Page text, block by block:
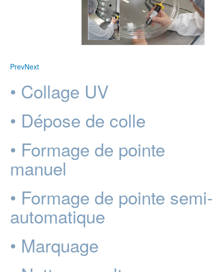
PrevNext
• Collage UV
• Dépose de colle
• Formage de pointe
manuel
• Formage de pointe semi-
automatique
• Marquage